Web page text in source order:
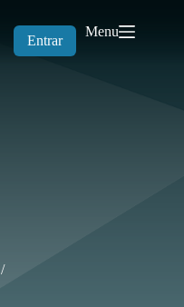
Entrar
Menu
/